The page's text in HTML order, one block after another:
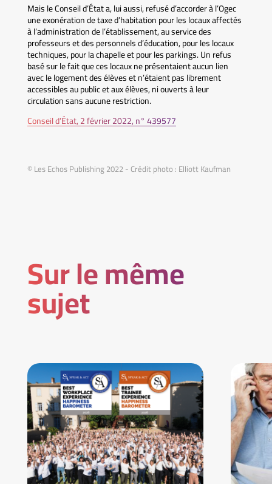
Mais le Conseil d’État a, lui aussi, refusé d’accorder à l’Ogec
une exonération de taxe d’habitation pour les locaux affectés
à l’administration de l’établissement, au service des
professeurs et des personnels d’éducation, pour les locaux
techniques, pour la chapelle et pour les parkings. Un refus
basé sur le fait que ces locaux ne présentaient aucun lien
avec le logement des élèves et n’étaient pas librement
accessibles au public et aux élèves, ni ouverts à leur
circulation sans aucune restriction.
Conseil d’État, 2 février 2022, n° 439577
© Les Echos Publishing 2022 - Crédit photo : Elliott Kaufman
Sur le même
sujet